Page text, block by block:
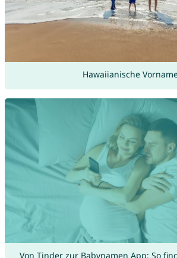
Hawaiianische
Von Tinder zur Babynamen App: So